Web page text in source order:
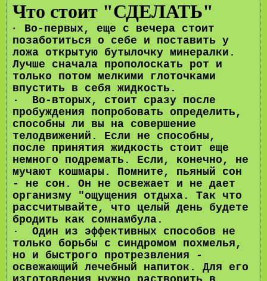
Что стоит "СДЕЛАТЬ"
·
Во-первых, еще с вечера стоит
позаботиться о себе и поставить у
ложа открытую бутылочку минералки.
Лучше сначала прополоскать рот и
только потом мелкими глоточками
впустить в себя жидкость.
· Во-вторых, стоит сразу после
пробуждения попробовать определить,
способны ли вы на совершение
телодвижений. Если не способны,
после принятия жидкость стоит еще
немного подремать. Если, конечно, не
мучают кошмары. Помните, пьяный сон
- не сон. Он не освежает и не дает
организму "ощущения отдыха. Так что
рассчитывайте, что целый день будете
бродить как сомнамбула.
· Один из эффективных способов не
только борьбы с синдромом похмелья,
но и быстрого протрезвления -
освежающий лечебный напиток. Для его